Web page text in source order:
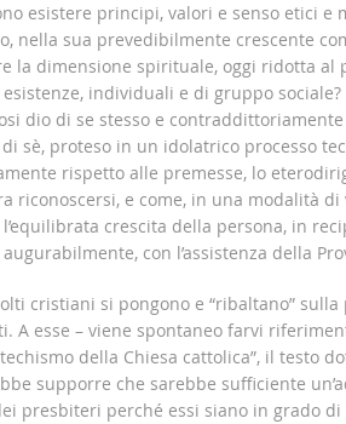
esistere principi, valori e senso etici e
nella sua prevedibilmente crescente
la dimensione spirituale, oggi ridotta al
individuali e di gruppo sociale?
dio di se stesso e
sè, proteso in un idolatrico processo
rispetto alle premesse, lo
riconoscersi, e come, in una modalità
crescita della persona, in
con l’assistenza della
cristiani si pongono e “ribaltano” sulla
A esse – viene spontaneo farvi
della Chiesa cattolica”, il testo
supporre che sarebbe sufficiente
presbiteri perché essi siano in grado